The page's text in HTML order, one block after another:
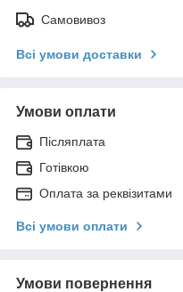
Самовивоз
Всі умови доставки
Умови оплати
Післяплата
Готівкою
Оплата за реквізитами
Всі умови оплати
Умови повернення